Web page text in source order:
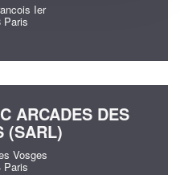
Ier
Paris
ARCADES DES
(SARL)
Vosges
Paris